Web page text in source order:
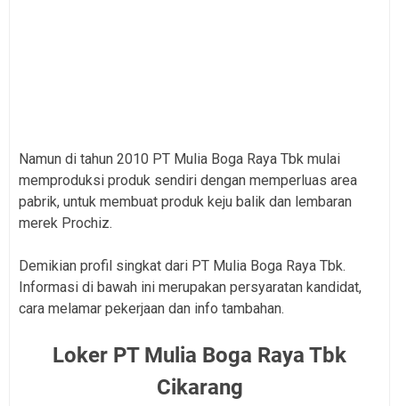
Namun di tahun 2010 PT Mulia Boga Raya Tbk mulai
memproduksi produk sendiri dengan memperluas area
pabrik, untuk membuat produk keju balik dan lembaran
merek Prochiz.
Demikian profil singkat dari PT Mulia Boga Raya Tbk.
Informasi di bawah ini merupakan persyaratan kandidat,
cara melamar pekerjaan dan info tambahan.
Loker PT Mulia Boga Raya Tbk
Cikarang